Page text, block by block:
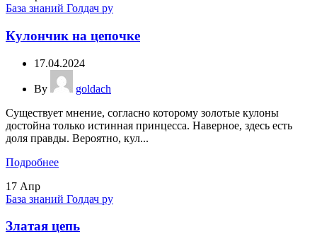
База знаний Голдач ру
Кулончик на цепочке
17.04.2024
By
goldach
Существует мнение, согласно которому золотые кулоны
достойна только истинная принцесса. Наверное, здесь есть
доля правды. Вероятно, кул...
Подробнее
17 Апр
База знаний Голдач ру
Златая цепь